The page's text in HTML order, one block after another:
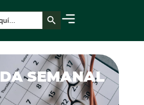
Botón de búsqueda
SEMANAL